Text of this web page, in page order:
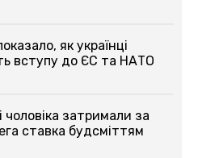
як українці
вступу до ЄС та НАТО
чоловіка затримали за
ставка будсміттям